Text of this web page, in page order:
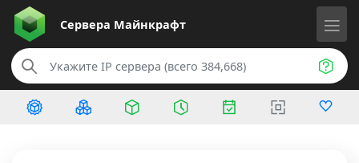
Сервера Майнкрафт